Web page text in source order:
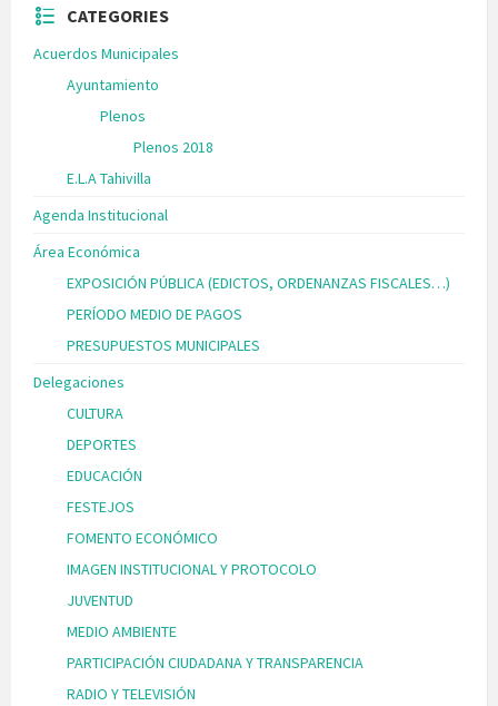
CATEGORIES
Acuerdos Municipales
Ayuntamiento
Plenos
Plenos 2018
E.L.A Tahivilla
Agenda Institucional
Área Económica
EXPOSICIÓN PÚBLICA (EDICTOS, ORDENANZAS FISCALES…)
PERÍODO MEDIO DE PAGOS
PRESUPUESTOS MUNICIPALES
Delegaciones
CULTURA
DEPORTES
EDUCACIÓN
FESTEJOS
FOMENTO ECONÓMICO
IMAGEN INSTITUCIONAL Y PROTOCOLO
JUVENTUD
MEDIO AMBIENTE
PARTICIPACIÓN CIUDADANA Y TRANSPARENCIA
RADIO Y TELEVISIÓN